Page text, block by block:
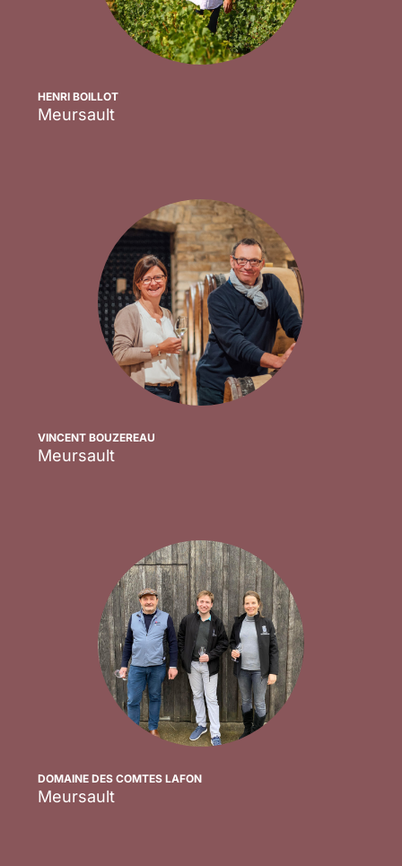
HENRI BOILLOT
Meursault
VINCENT BOUZEREAU
Meursault
DOMAINE DES COMTES LAFON
Meursault